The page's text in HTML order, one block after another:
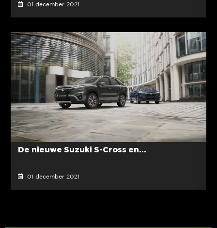
01 december 2021
De nieuwe Suzuki S-Cross en...
01 december 2021